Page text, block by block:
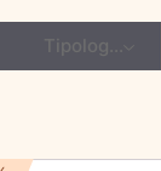
Tipologia